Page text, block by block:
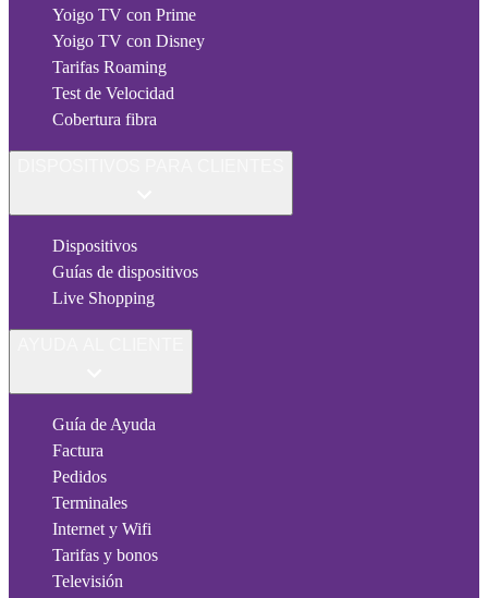
Yoigo TV con Prime
Yoigo TV con Disney
Tarifas Roaming
Test de Velocidad
Cobertura fibra
Dispositivos
Guías de dispositivos
Live Shopping
Guía de Ayuda
Factura
Pedidos
Terminales
Internet y Wifi
Tarifas y bonos
Televisión